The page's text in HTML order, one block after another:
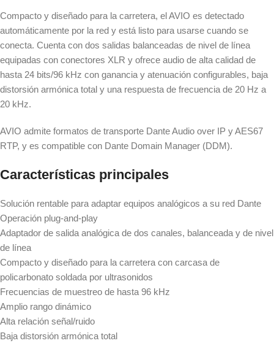
Compacto y diseñado para la carretera, el AVIO es detectado
automáticamente por la red y está listo para usarse cuando se
conecta. Cuenta con dos salidas balanceadas de nivel de línea
equipadas con conectores XLR y ofrece audio de alta calidad de
hasta 24 bits/96 kHz con ganancia y atenuación configurables, baja
distorsión armónica total y una respuesta de frecuencia de 20 Hz a
20 kHz.
AVIO admite formatos de transporte Dante Audio over IP y AES67
RTP, y es compatible con Dante Domain Manager (DDM).
Características principales
Solución rentable para adaptar equipos analógicos a su red Dante
Operación plug-and-play
Adaptador de salida analógica de dos canales, balanceada y de nivel
de línea
Compacto y diseñado para la carretera con carcasa de
policarbonato soldada por ultrasonidos
Frecuencias de muestreo de hasta 96 kHz
Amplio rango dinámico
Alta relación señal/ruido
Baja distorsión armónica total